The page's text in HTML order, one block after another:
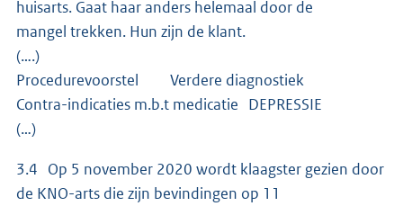
huisarts. Gaat haar anders helemaal door de
mangel trekken. Hun zijn de klant.
(….)
Procedurevoorstel Verdere diagnostiek
Contra-indicaties m.b.t medicatie DEPRESSIE
(…)
3.4 Op 5 november 2020 wordt klaagster gezien door
de KNO-arts die zijn bevindingen op 11